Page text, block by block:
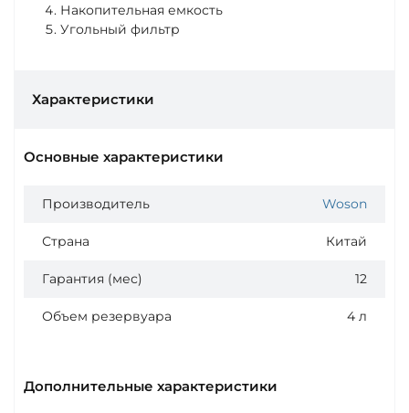
Накопительная емкость
Угольный фильтр
Характеристики
Основные характеристики
Производитель Woson
Страна Китай
Гарантия (мес) 12
Объем резервуара 4 л
Дополнительные характеристики